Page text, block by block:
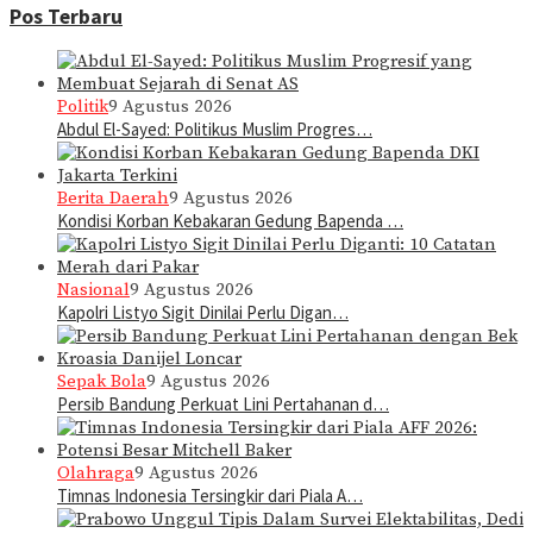
Pos Terbaru
Politik9 Agustus 2026
Abdul El-Sayed: Politikus Muslim Progres…
Berita Daerah9 Agustus 2026
Kondisi Korban Kebakaran Gedung Bapenda …
Nasional9 Agustus 2026
Kapolri Listyo Sigit Dinilai Perlu Digan…
Sepak Bola9 Agustus 2026
Persib Bandung Perkuat Lini Pertahanan d…
Olahraga9 Agustus 2026
Timnas Indonesia Tersingkir dari Piala A…